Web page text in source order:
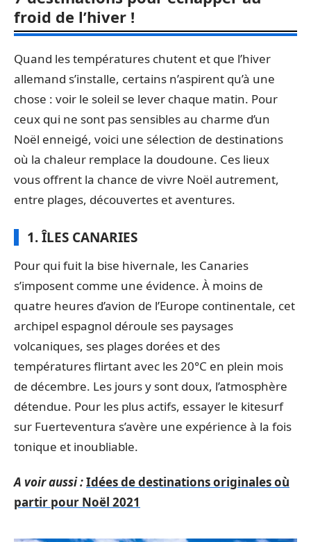
froid de l’hiver !
Quand les températures chutent et que l’hiver
allemand s’installe, certains n’aspirent qu’à une
chose : voir le soleil se lever chaque matin. Pour
ceux qui ne sont pas sensibles au charme d’un
Noël enneigé, voici une sélection de destinations
où la chaleur remplace la doudoune. Ces lieux
vous offrent la chance de vivre Noël autrement,
entre plages, découvertes et aventures.
1. ÎLES CANARIES
Pour qui fuit la bise hivernale, les Canaries
s’imposent comme une évidence. À moins de
quatre heures d’avion de l’Europe continentale, cet
archipel espagnol déroule ses paysages
volcaniques, ses plages dorées et des
températures flirtant avec les 20°C en plein mois
de décembre. Les jours y sont doux, l’atmosphère
détendue. Pour les plus actifs, essayer le kitesurf
sur Fuerteventura s’avère une expérience à la fois
tonique et inoubliable.
A voir aussi :Idées de destinations originales où
partir pour Noël 2021